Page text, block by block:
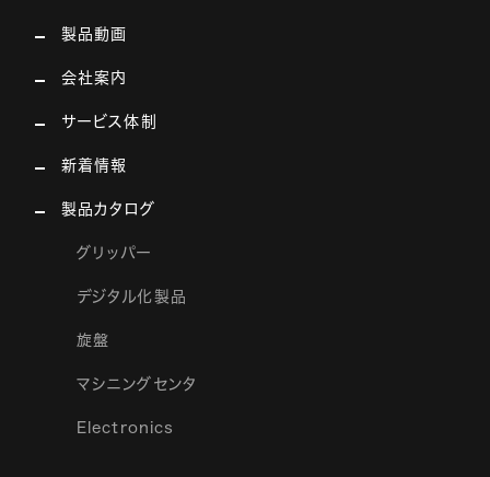
製品動画
会社案内
サービス体制
新着情報
製品カタログ
グリッパー
デジタル化製品
旋盤
マシニングセンタ
Electronics